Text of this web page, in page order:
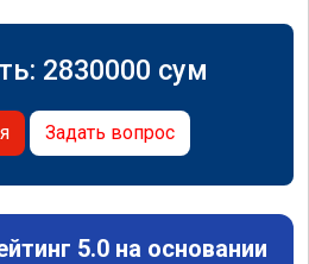
2830000 сум
Задать вопрос
5.0 на основании